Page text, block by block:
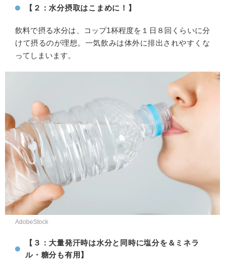
【２：水分摂取はこまめに！】
飲料で摂る水分は、コップ1杯程度を１日８回くらいに分
けて摂るのが理想。一気飲みは体外に排出されやすくな
ってしまいます。
AdobeStock
【３：大量発汗時は水分と同時に塩分を＆ミネラ
ル・糖分も有用】